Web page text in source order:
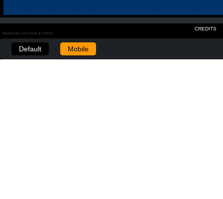
CREDITS
Realizzato con Plone & Python
Default Mobile